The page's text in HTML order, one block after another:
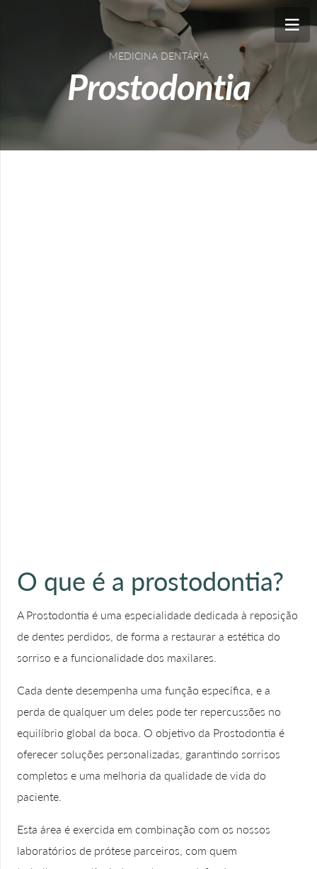
MEDICINA DENTÁRIA
Prostodontia
O que é a prostodontia?
A Prostodontia é uma especialidade dedicada à reposição
de dentes perdidos, de forma a restaurar a estética do
sorriso e a funcionalidade dos maxilares.
Cada dente desempenha uma função específica, e a
perda de qualquer um deles pode ter repercussões no
equilíbrio global da boca. O objetivo da Prostodontia é
oferecer soluções personalizadas, garantindo sorrisos
completos e uma melhoria da qualidade de vida do
paciente.
Esta área é exercida em combinação com os nossos
laboratórios de prótese parceiros, com quem